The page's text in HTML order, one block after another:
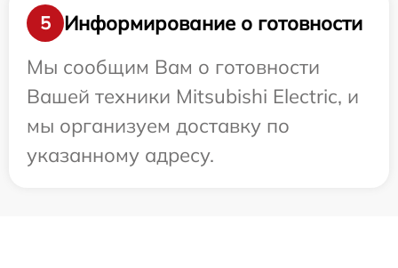
5
Информирование о готовности
Мы сообщим Вам о готовности
Вашей техники Mitsubishi Electric, и
мы организуем доставку по
указанному адресу.